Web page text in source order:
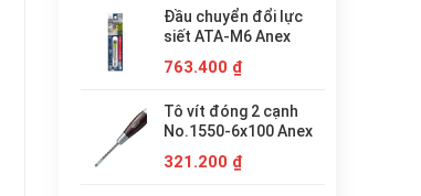
Đầu chuyển đổi lực
siết ATA-M6 Anex
763.400 ₫
Tô vít đóng 2 cạnh
No.1550-6x100 Anex
321.200 ₫